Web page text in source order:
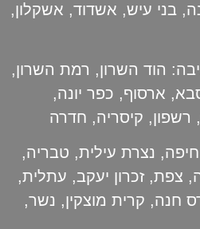
, בני עיש, אשדוד, אשקלון,
הוד השרון, רמת השרון,
, ארסוף, כפר יונה,
, רשפון, קיסריה, חדרה
חיפה, נצרת עילית, טבריה,
, צפת, זכרון יעקב, עתלית,
חנה, קרית מוצקין, נשר,